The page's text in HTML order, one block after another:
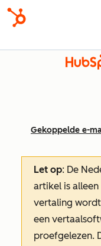
Gekoppelde e-
Let op: De
artikel is
vertaling
een
proefgelezen.